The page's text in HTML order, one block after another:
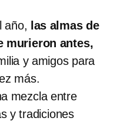
año, las almas de
murieron antes,
y amigos para
más.
mezcla entre
y tradiciones